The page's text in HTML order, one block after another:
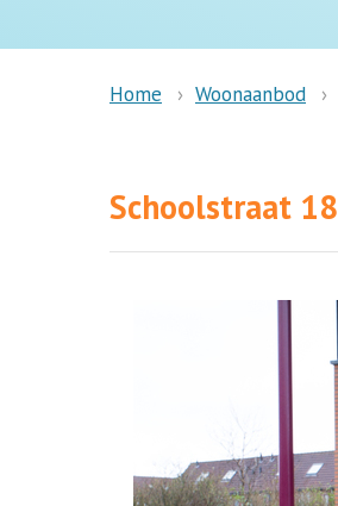
Home Woonaanbod
Schoolstraat 18